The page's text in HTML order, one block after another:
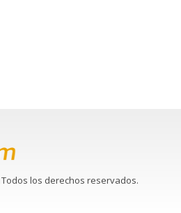
los derechos reservados.